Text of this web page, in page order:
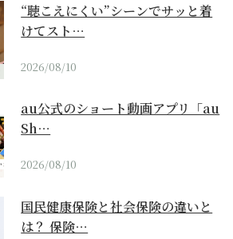
“聴こえにくい”シーンでサッと着
けてスト…
2026/08/10
au公式のショート動画アプリ「au
Sh…
2026/08/10
国民健康保険と社会保険の違いと
は？ 保険…